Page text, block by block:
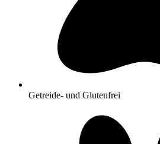
Getreide- und Glutenfrei